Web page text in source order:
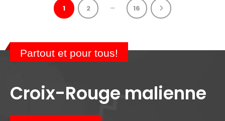
1 2 … 16
Partout et pour tous!
Croix-Rouge malienne